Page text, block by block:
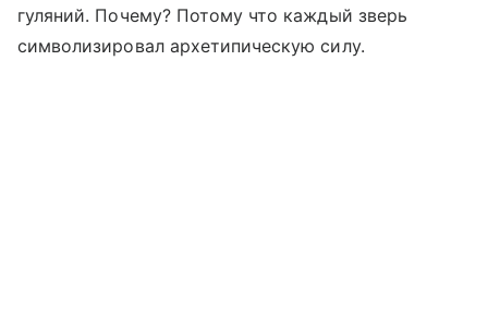
гуляний. Почему? Потому что каждый зверь
символизировал архетипическую силу.